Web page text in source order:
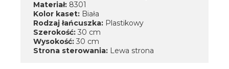
Materiał: 8301
Kolor kaset: Biała
Rodzaj łańcuszka: Plastikowy
Szerokość: 30 cm
Wysokość: 30 cm
Strona sterowania: Lewa strona